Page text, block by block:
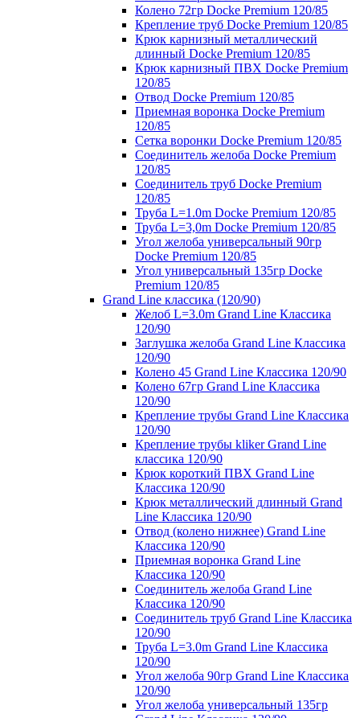
Колено 72гр Docke Premium 120/85
Крепление труб Docke Premium 120/85
Крюк карнизный металлический
длинный Docke Premium 120/85
Крюк карнизный ПВХ Docke Premium
120/85
Отвод Docke Premium 120/85
Приемная воронка Docke Premium
120/85
Сетка воронки Docke Premium 120/85
Соединитель желоба Docke Premium
120/85
Соединитель труб Docke Premium
120/85
Труба L=1.0m Docke Premium 120/85
Труба L=3,0m Docke Premium 120/85
Угол желоба универсальный 90гр
Docke Premium 120/85
Угол универсальный 135гр Docke
Premium 120/85
Grand Line классика (120/90)
Желоб L=3.0m Grand Line Классика
120/90
Заглушка желоба Grand Line Классика
120/90
Колено 45 Grand Line Классика 120/90
Колено 67гр Grand Line Классика
120/90
Крепление трубы Grand Line Классика
120/90
Крепление трубы kliker Grand Line
классика 120/90
Крюк короткий ПВХ Grand Line
Классика 120/90
Крюк металлический длинный Grand
Line Классика 120/90
Отвод (колено нижнее) Grand Line
Классика 120/90
Приемная воронка Grand Line
Классика 120/90
Соединитель желоба Grand Line
Классика 120/90
Соединитель труб Grand Line Классика
120/90
Труба L=3.0m Grand Line Классика
120/90
Угол желоба 90гр Grand Line Классика
120/90
Угол желоба универсальный 135гр